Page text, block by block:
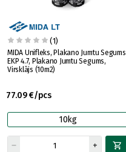
(1)
MIDA Unifleks, Plakano Jumtu Segums
EKP 4.7, Plakano Jumtu Segums,
Virsklājs (10m2)
77.09 €/pcs
10kg